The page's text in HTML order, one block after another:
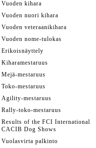
Vuoden kihara
Vuoden nuori kihara
Vuoden veteraanikihara
Vuoden nome-tulokas
Erikoisnäyttely
Kiharamestaruus
Mejä-mestaruus
Toko-mestaruus
Agility-mestaruus
Rally-toko-mestaruus
Results of the FCI International
CACIB Dog Shows
Vuolasvirta palkinto